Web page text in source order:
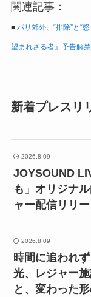
関連記事：
■ パリ郊外、“排除”と“
望まれざる者』予告解禁
新着プレスリ
2026.8.09
JOYSOUND
も」オリジナ
ャー配信リリー
2026.8.09
時間に追われ
光、レジャー
と、変わった